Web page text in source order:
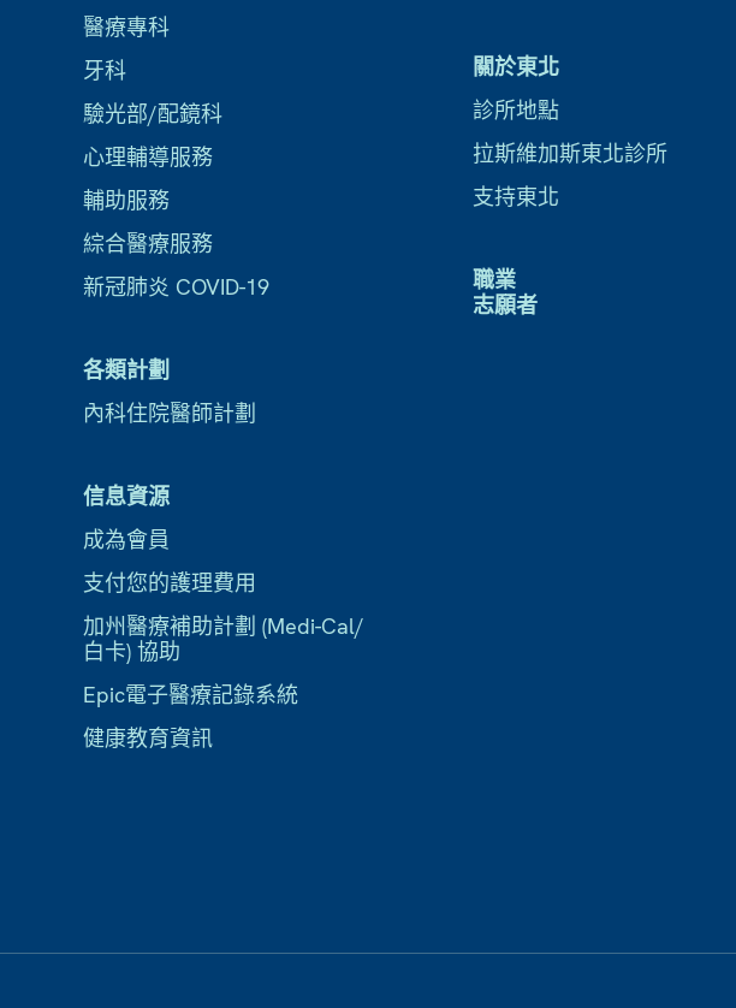
醫療專科
牙科
驗光部/配鏡科
心理輔導服務
輔助服務
綜合醫療服務
新冠肺炎 COVID-19
各類計劃
內科住院醫師計劃
信息資源
成為會員
支付您的護理費用
加州醫療補助計劃 (Medi-Cal/
白卡) 協助
Epic電子醫療記錄系統
健康教育資訊
關於東北
診所地點
拉斯維加斯東北診所
支持東北
職業
志願者